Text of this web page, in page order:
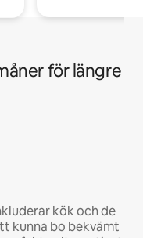
för längre
kök och de
kunna bo bekvämt